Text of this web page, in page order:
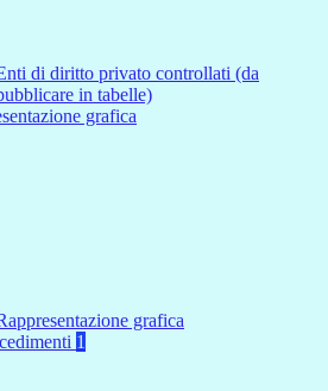
di diritto privato controllati (da
in tabelle)
grafica
grafica
1